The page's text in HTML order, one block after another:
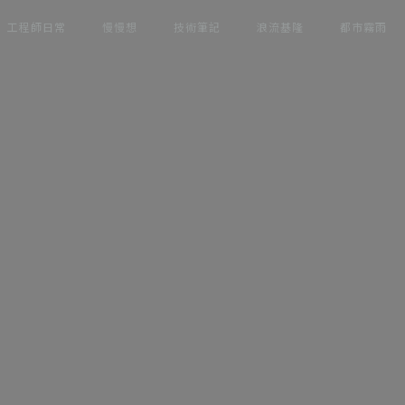
工程師日常 慢慢想 技術筆記 浪流基隆 都市霧雨